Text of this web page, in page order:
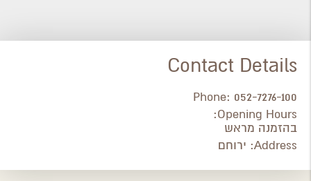
Contact Details
Phone: 052-7276-100
Opening Hours:
בהזמנה מראש
Address: ירוחם